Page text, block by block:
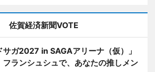
佐賀経済新聞VOTE
サガ2027 in SAGAアリーナ（仮）」
フランシュシュで、あなたの推しメン